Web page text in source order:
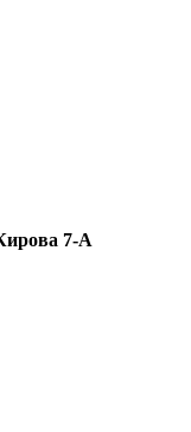
7-А